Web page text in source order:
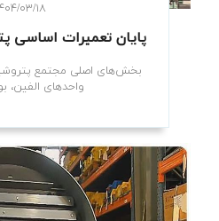
۱۴۰۴/۰۳/
پایان تعمیرات اساسی
بخش‌های اصلی مجتمع
واحدهای الفین،